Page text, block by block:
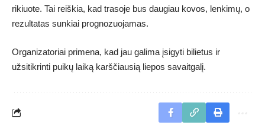
rikiuote. Tai reiškia, kad trasoje bus daugiau kovos, lenkimų, o
rezultatas sunkiai prognozuojamas.
Organizatoriai primena, kad jau galima įsigyti bilietus ir
užsitikrinti puikų laiką karščiausią liepos savaitgalį.